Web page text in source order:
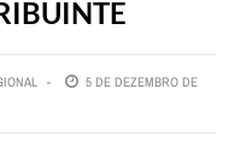
5 DE DEZEMBRO DE